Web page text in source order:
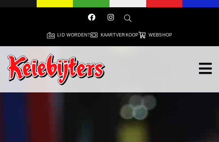
LID WORDEN? KAARTVERKOOP WEBSHOP